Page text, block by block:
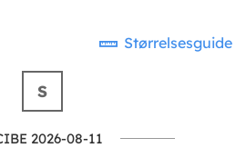
Størrelsesguide
S
2026-08-11